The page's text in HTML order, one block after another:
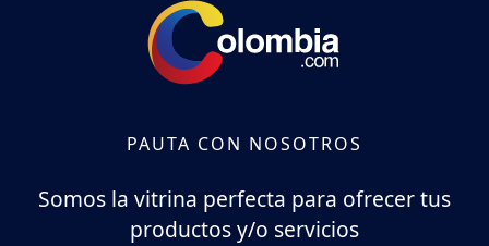
PAUTA CON NOSOTROS
Somos la vitrina perfecta para ofrecer tus
productos y/o servicios